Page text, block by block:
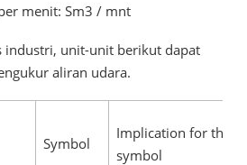
menit: Sm3 / mnt
industri, unit-unit berikut dapat
aliran udara.
Symbol
Implication for the
symbol